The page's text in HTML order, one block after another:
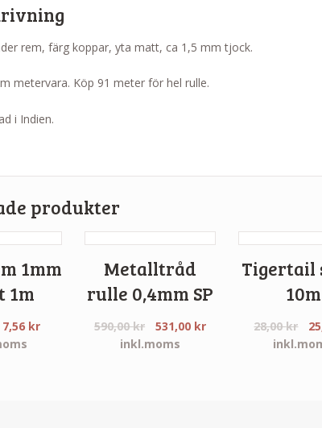
rem, färg koppar, yta matt, ca 1,5 mm tjock.
metervara. Köp 91 meter för hel rulle.
i Indien.
produkter
1mm
1m
7,56 kr
Metalltråd
rulle 0,4mm SP
590,00kr 531,00 kr
inkl.moms
Tigertail
10m
28,00kr